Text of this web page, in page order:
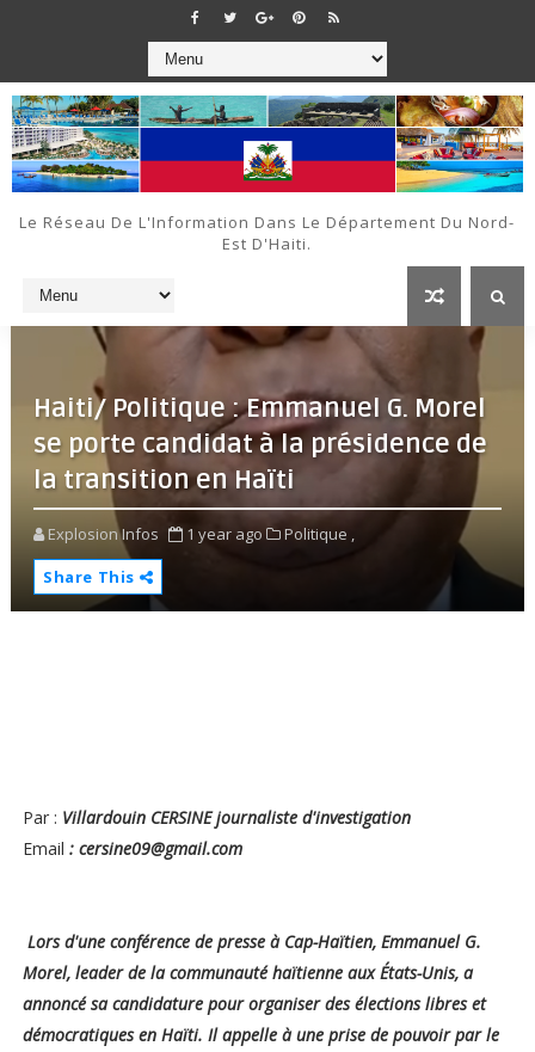
Le Réseau De L'Information Dans Le Département Du Nord-
Est D'Haiti.
Haiti/ Politique : Emmanuel G. Morel
se porte candidat à la présidence de
la transition en Haïti
Explosion Infos 1 year ago
Politique ,
Share This
Par : Villardouin CERSINE journaliste d'investigation
Email : cersine09@gmail.com
Lors d'une conférence de presse à Cap-Haïtien, Emmanuel G.
Morel, leader de la communauté haïtienne aux États-Unis, a
annoncé sa candidature pour organiser des élections libres et
démocratiques en Haïti. Il appelle à une prise de pouvoir par le